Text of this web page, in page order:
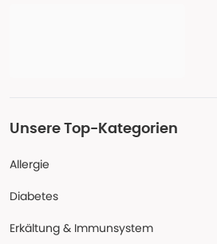
Unsere Top-Kategorien
Allergie
Diabetes
Erkältung & Immunsystem